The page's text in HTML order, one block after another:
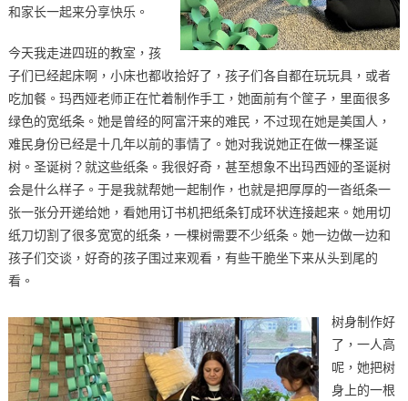
和家长一起来分享快乐。
今天我走进四班的教室，孩
子们已经起床啊，小床也都收拾好了，孩子们各自都在玩玩具，或者
吃加餐。玛西娅老师正在忙着制作手工，她面前有个筐子，里面很多
绿色的宽纸条。她是曾经的阿富汗来的难民，不过现在她是美国人，
难民身份已经是十几年以前的事情了。她对我说她正在做一棵圣诞
树。圣诞树？就这些纸条。我很好奇，甚至想象不出玛西娅的圣诞树
会是什么样子。于是我就帮她一起制作，也就是把厚厚的一沓纸条一
张一张分开递给她，看她用订书机把纸条钉成环状连接起来。她用切
纸刀切割了很多宽宽的纸条，一棵树需要不少纸条。她一边做一边和
孩子们交谈，好奇的孩子围过来观看，有些干脆坐下来从头到尾的
看。
树身制作好
了，一人高
呢，她把树
身上的一根